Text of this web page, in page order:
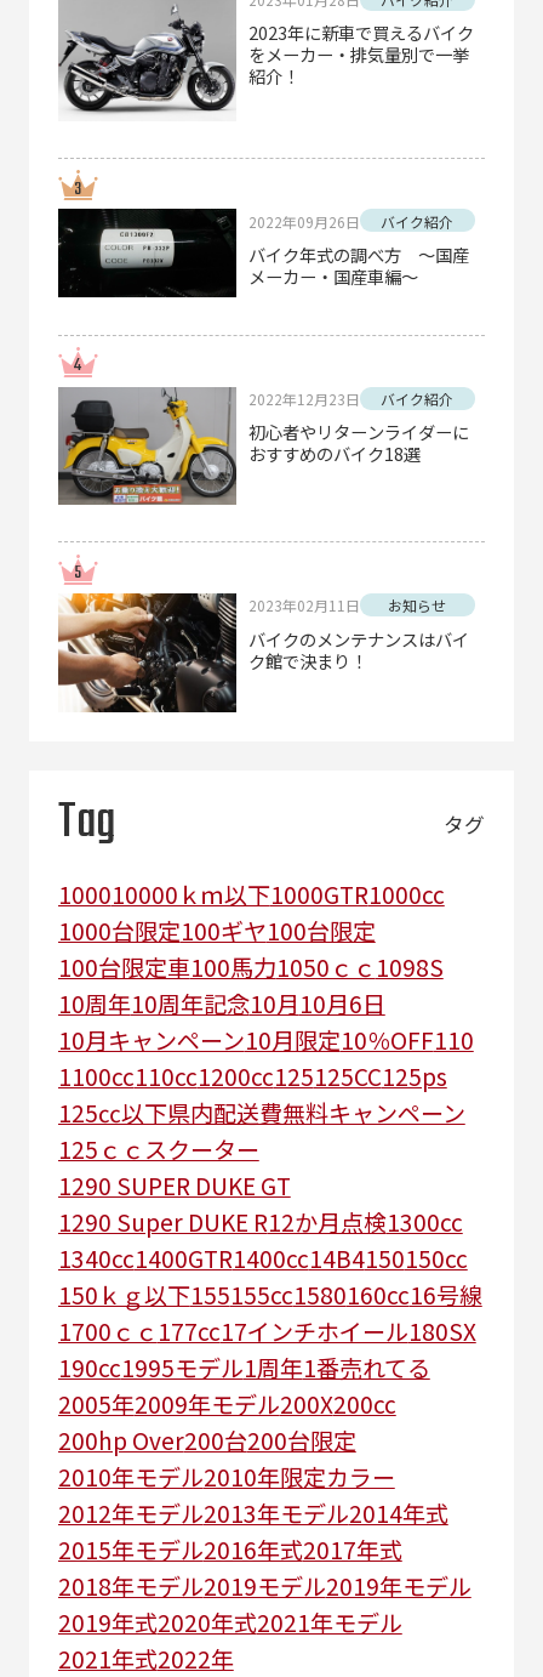
2023年に新車で買えるバイク
をメーカー・排気量別で一挙
紹介！
2022年09月26日 バイク紹介
バイク年式の調べ方 ～国産
メーカー・国産車編～
2022年12月23日 バイク紹介
初心者やリターンライダーに
おすすめのバイク18選
2023年02月11日 お知らせ
バイクのメンテナンスはバイ
ク館で決まり！
Tag タグ
100010000ｋｍ以下1000GTR1000cc
1000台限定100ギヤ100台限定
100台限定車100馬力1050ｃｃ 1098S
10周年10周年記念10月10月6日
10月キャンペーン10月限定10％OFF110
1100cc110cc1200cc125125CC125ps
125㏄以下県内配送費無料キャンペーン
125ｃｃスクーター
1290 SUPER DUKE GT
1290 Super DUKE R12か月点検1300cc
1340cc1400GTR1400cc14B4150150cc
150ｋｇ以下155155cc1580160cc16号線
1700ｃｃ 177cc17インチホイール180SX
190cc1995モデル1周年1番売れてる
2005年2009年モデル200X200cc
200hp Over200台200台限定
2010年モデル2010年限定カラー
2012年モデル2013年モデル2014年式
2015年モデル2016年式2017年式
2018年モデル2019モデル2019年モデル
2019年式2020年式2021年モデル
2021年式2022年